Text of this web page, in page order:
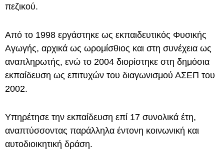
πεζικού.
Από το 1998 εργάστηκε ως εκπαιδευτικός Φυσικής
Αγωγής, αρχικά ως ωρομίσθιος και στη συνέχεια ως
αναπληρωτής, ενώ το 2004 διορίστηκε στη δημόσια
εκπαίδευση ως επιτυχών του διαγωνισμού ΑΣΕΠ του
2002.
Υπηρέτησε την εκπαίδευση επί 17 συνολικά έτη,
αναπτύσσοντας παράλληλα έντονη κοινωνική και
αυτοδιοικητική δράση.